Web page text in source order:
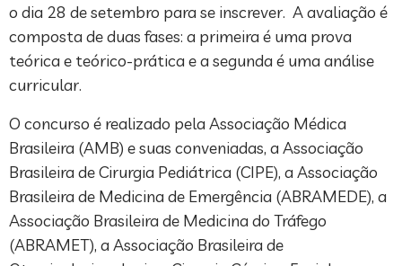
o dia 28 de setembro para se inscrever. A avaliação é
composta de duas fases: a primeira é uma prova
teórica e teórico-prática e a segunda é uma análise
curricular.
O concurso é realizado pela Associação Médica
Brasileira (AMB) e suas conveniadas, a Associação
Brasileira de Cirurgia Pediátrica (CIPE), a Associação
Brasileira de Medicina de Emergência (ABRAMEDE), a
Associação Brasileira de Medicina do Tráfego
(ABRAMET), a Associação Brasileira de